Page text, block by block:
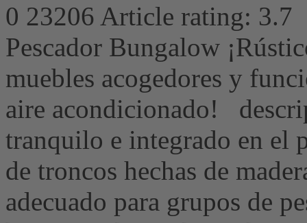
0 23206 Article rating: 3.7
Pescador Bungalow
muebles acogedores y
aire acondicionado!
tranquilo e integrado en el
de troncos hechas de
adecuado para grupos de